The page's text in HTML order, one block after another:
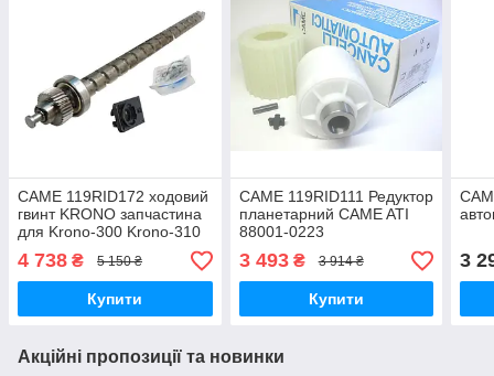
CAME 119RID172 ходовий
гвинт KRONO запчастина
для Krono-300 Krono-310
4 738 ₴ 5 150 ₴
Купити
CAME 119RID111 Редуктор
планетарний CAME ATI
88001-0223
3 493₴ 3 914 ₴
Купити
3
Акційні пропозиції та новинки